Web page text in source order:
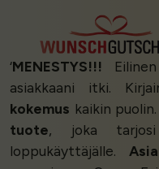
‘MENESTYS!!!
asiakkaani itki.
kokemus kaikin puolin.
tuote, joka tarjosi
loppukäyttäjälle.